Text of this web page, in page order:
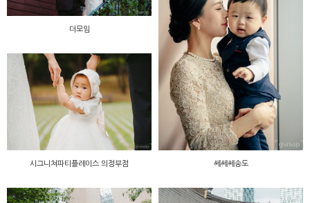
더모임
쎄쎄쎄송도
시그니쳐파티플레이스 의정부점